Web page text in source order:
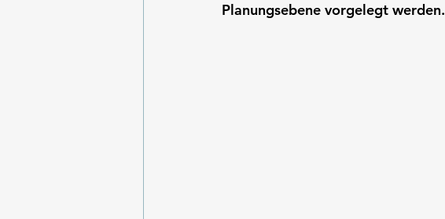
Planungsebene vorgelegt werden.